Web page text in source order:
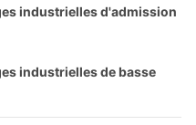
industrielles d'admission
industrielles de basse